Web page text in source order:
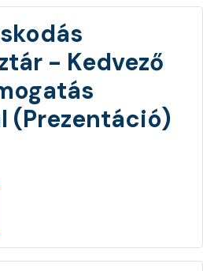
- Kedvező
(Prezentáció)